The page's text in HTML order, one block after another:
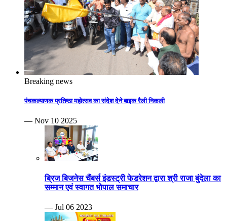
Breaking news
पंचकल्याणक प्रतिष्ठा महोत्सव का संदेश देने बाइक रैली निकली
— Nov 10 2025
ब्रिज बिजनेस चैंबर्स इंडस्ट्री फेडरेशन द्वारा श्री राजा बुंदेला का
सम्मान एवं स्वागत भोपाल समाचार
— Jul 06 2023